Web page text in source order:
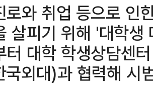
로와 취업 등으로 인
살피기 위해 '대학생
터 대학 학생상담센
국외대)과 협력해